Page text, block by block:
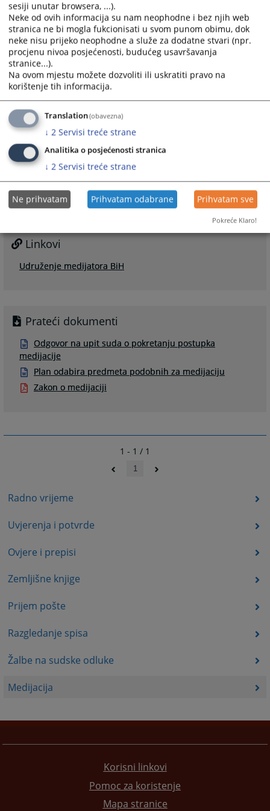
Radno vrijeme
Uvjerenja i potvrde
Ovjere i prepisi
Zemljišne knjige
Prijem pošte
Razgledanje spisa
Žalbe na sudske odluke
Medijacija
S obzirom na činjenicu da je Osnovni sud u Tesliću, kao
Model sud, prihvatio Medijaciju kao jedan od ključnih
standarda očekujemo da će u narednom periodu doći
do značajnije primjene Zakona o medijaciji i u našem
sudu. Zakoni o parničnom postupku propisuju
procedure za medijaciju i postizanje nagodbe u
predmetima. Sud će pokrenuti program identifikacije
vrste predmeta u kojima je moguća medijacija ili
nagodba i uvesti praksu upućivanja predmeta na
medijaciju ili nagodbu.
1800PREGLEDA
Linkovi
Udruženje medijatora BiH
Prateći dokumenti
Odgovor na upit suda o pokretanju postupka
medijacije
Plan odabira predmeta podobnih za medijaciju
Zakon o medijaciji
1 - 1 / 1
1
Korisni linkovi
Pomoc za koristenje
Mapa stranice
sesiji unutar browsera, ...).
Neke od ovih informacija su nam neophodne i bez njih web
stranica ne bi mogla fukcionisati u svom punom obimu, dok
neke nisu prijeko neophodne a služe za dodatne stvari (npr.
procjenu nivoa posjećenosti, budućeg usavršavanja
stranice...).
Na ovom mjestu možete dozvoliti ili uskratiti pravo na
korištenje tih informacija.
Translation(obavezna)
↓ 2 Servisi treće strane
Analitika o posjećenosti stranica
↓ 2 Servisi treće strane
Ne prihvatam Prihvatam odabrane Prihvatam sve
Pokreće Klaro!